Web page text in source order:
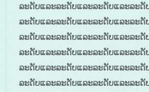
ລະດັບແລະລະດັບແລະລະດັບແລະລະດັ
ລະດັບແລະລະດັບແລະລະດັບແລະລະດັ
ລະດັບແລະລະດັບແລະລະດັບແລະລະດັ
ລະດັບແລະລະດັບແລະລະດັບແລະລະດັ
ລະດັບແລະລະດັບແລະລະດັບແລະລະດັ
ລະດັບແລະລະດັບແລະລະດັບແລະລະດັ